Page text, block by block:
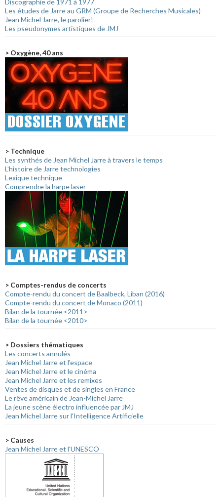
Les études de Jarre au GRM (Groupe de Recherches Musicales)
Jean Michel Jarre, le parolier!
Les pseudonymes artistiques de JMJ
> Oxygène, 40 ans
> Technique
Les synthés de Jean Michel Jarre à travers le temps
L'histoire de Jarre technologies
Lexique technique
Comprendre la harpe laser
> Comptes-rendus de concerts
Compte-rendu du concert de Baalbeck, Liban (2016)
Compte-rendu du concert de Monaco (2011)
Bilan de la tournée <2011>
Bilan de la tournée <2010>
> Dossiers thématiques
Les concerts annulés
Jean Michel Jarre et l'espace
Jean Michel Jarre et le cinéma
Jean Michel Jarre et les remixes
Ventes de disques et de singles en France
Le rêve américain de Jean-Michel Jarre
La jeune scène électro influencée par JMJ
Jean Michel Jarre sur l'Intelligence Artificielle
> Causes
Jean Michel Jarre et l'UNESCO